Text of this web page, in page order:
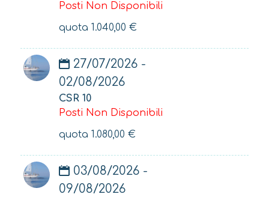
Posti Non Disponibili
quota 1.040,00 €
27/07/2026 -
02/08/2026
CSR 10
Posti Non Disponibili
quota 1.080,00 €
03/08/2026 -
09/08/2026